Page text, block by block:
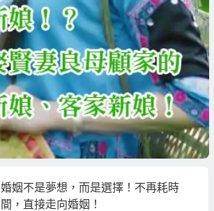
婚姻不是夢想，而是選擇！不再耗時
間，直接走向婚姻！